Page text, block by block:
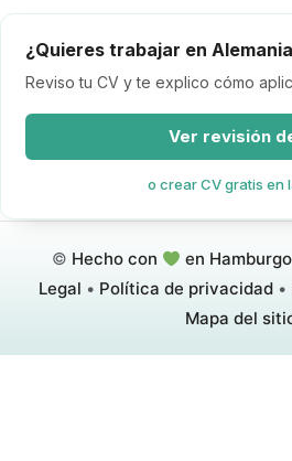
¿Quieres trabajar en
Reviso tu CV y te explico cómo
Ver revisión
o crear CV gratis en
© Hecho con en Hamburgo
Legal • Política de privacidad •
Mapa del